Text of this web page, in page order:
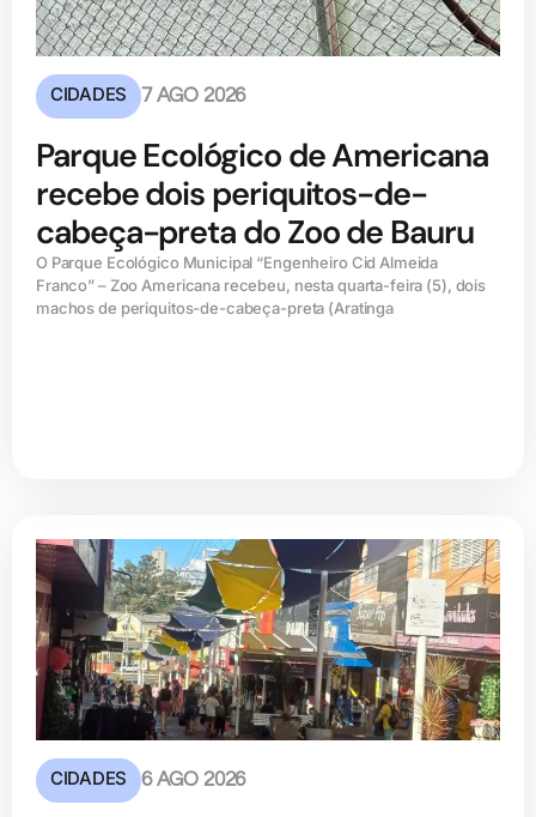
CIDADES 7 AGO 2026
Parque Ecológico de Americana
recebe dois periquitos-de-
cabeça-preta do Zoo de Bauru
O Parque Ecológico Municipal “Engenheiro Cid Almeida
Franco” – Zoo Americana recebeu, nesta quarta-feira (5), dois
machos de periquitos-de-cabeça-preta (Aratinga
CIDADES 6 AGO 2026